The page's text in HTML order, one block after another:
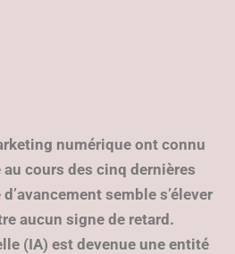
numérique ont connu
cours des cinq dernières
semble s’élever
aucun signe de retard.
(IA) est devenue une entité